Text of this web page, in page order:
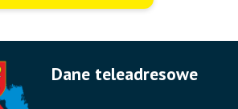
Dane teleadresowe